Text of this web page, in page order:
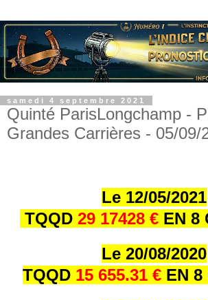
samedi 4 septembre 2021
Quinté ParisLongchamp -
Grandes Carrières - 05/09/
Le 12/05/2021
TQQD 29 17428 € EN 8
Le 20/08/2020
TQQD 15 655.31 € EN 8